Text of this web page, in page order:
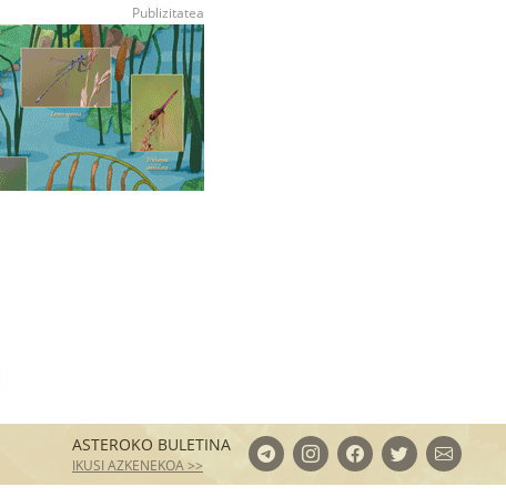
ASTEROKO BULETINA
IKUSI AZKENEKOA >>